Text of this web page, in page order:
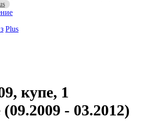
Plus
купе, 1
- 03.2012)